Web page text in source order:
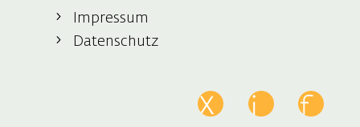
Impressum
Datenschutz